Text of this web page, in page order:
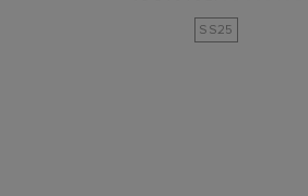
SS25